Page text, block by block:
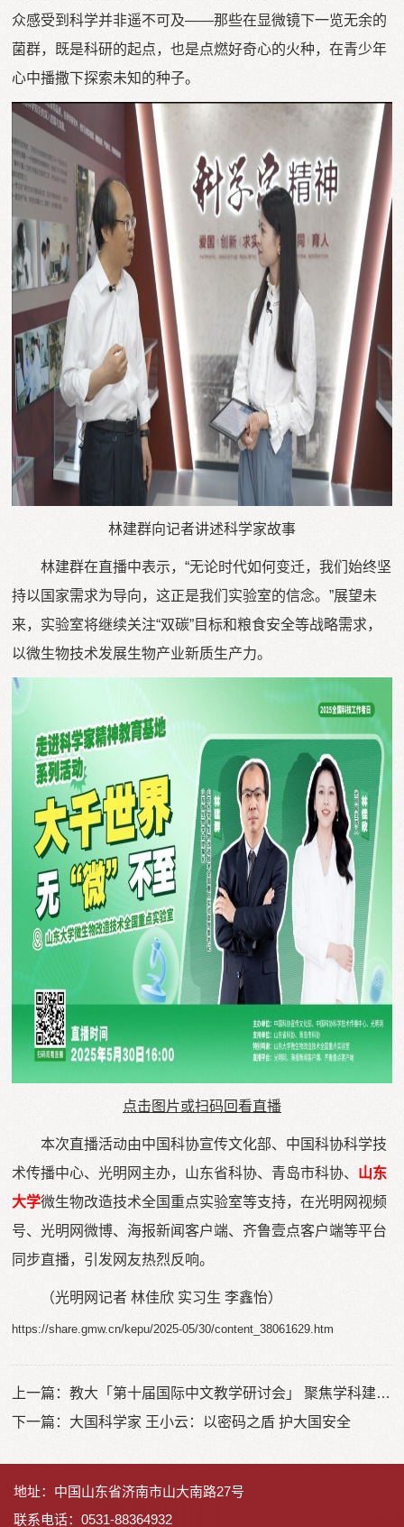
众感受到科学并非遥不可及——那些在显微镜下一览无余的
菌群，既是科研的起点，也是点燃好奇心的火种，在青少年
心中播撒下探索未知的种子。
林建群向记者讲述科学家故事
林建群在直播中表示，“无论时代如何变迁，我们始终坚
持以国家需求为导向，这正是我们实验室的信念。”展望未
来，实验室将继续关注“双碳”目标和粮食安全等战略需求，
以微生物技术发展生物产业新质生产力。
点击图片或扫码回看直播
本次直播活动由中国科协宣传文化部、中国科协科学技
术传播中心、光明网主办，山东省科协、青岛市科协、 山东
大学微生物改造技术全国重点实验室等支持，在光明网视频
号、光明网微博、海报新闻客户端、齐鲁壹点客户端等平台
同步直播，引发网友热烈反响。
（光明网记者 林佳欣 实习生 李鑫怡）
https://share.gmw.cn/kepu/2025-05/30/content_38061629.htm
上一篇：
教大「第十届国际中文教学研讨会」 聚焦学科建设与发展
下一篇： 大国科学家 王小云：以密码之盾 护大国安全
地址：中国山东省济南市山大南路27号
联系电话：0531-88364932